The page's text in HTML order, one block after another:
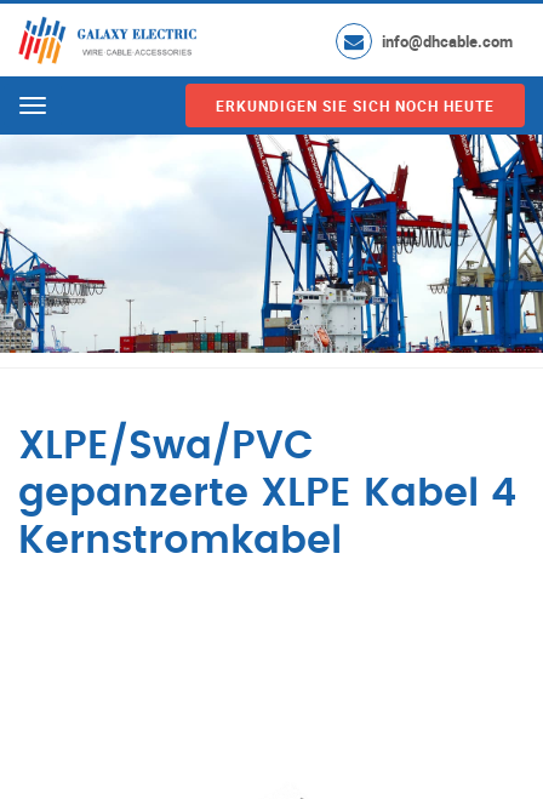
info@dhcable.com
Menu ERKUNDIGEN SIE SICH NOCH HEUTE
XLPE/Swa/PVC
gepanzerte XLPE Kabel 4
Kernstromkabel